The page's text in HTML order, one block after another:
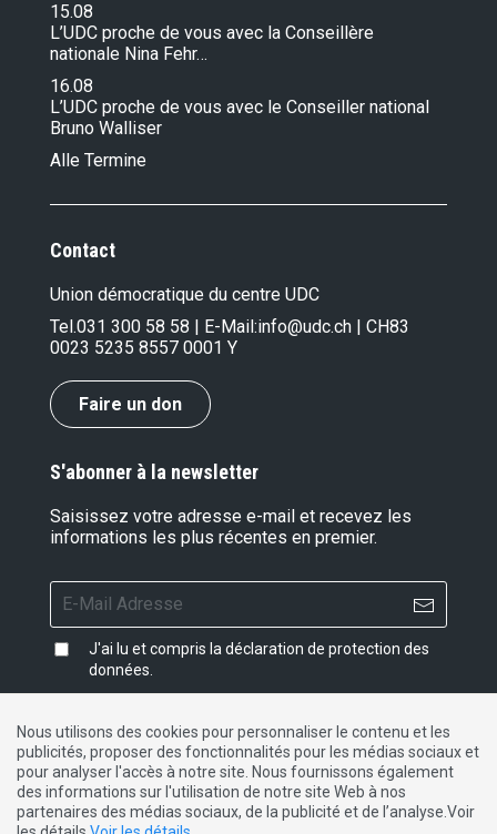
15.08
L’UDC proche de vous avec la Conseillère
nationale Nina Fehr…
16.08
L’UDC proche de vous avec le Conseiller national
Bruno Walliser
Alle Termine
Contact
Union démocratique du centre UDC
Tel.031 300 58 58 | E-Mail:info@udc.ch | CH83
0023 5235 8557 0001 Y
Faire un don
S'abonner à la newsletter
Saisissez votre adresse e-mail et recevez les
informations les plus récentes en premier.
J'ai lu et compris la déclaration de protection des
données
Impressum| Protection des données|Contact
DE FR IT
Nous utilisons des cookies pour personnaliser le contenu et les
publicités, proposer des fonctionnalités pour les médias sociaux et
pour analyser l'accès à notre site. Nous fournissons également
des informations sur l'utilisation de notre site Web à nos
partenaires des médias sociaux, de la publicité et de l’analyse.Voir